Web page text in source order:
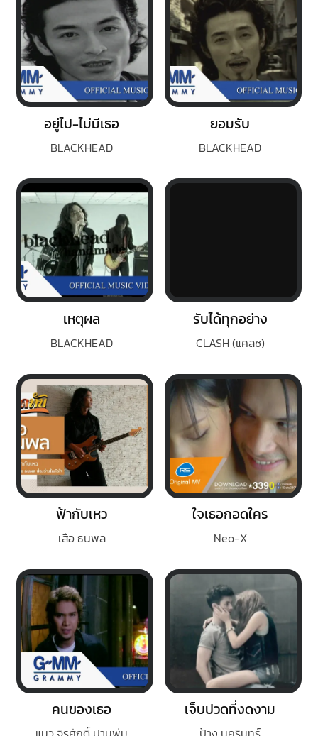
อยู่ไป-ไม่มีเธอ
BLACKHEAD
ยอมรับ
BLACKHEAD
เหตุผล
BLACKHEAD
รับได้ทุกอย่าง
CLASH (แคลช)
ฟ้ากับเหว
เสือ ธนพล
ใจเธอกอดใคร
Neo-X
คนของเธอ เจ็บปวดที่งดงาม